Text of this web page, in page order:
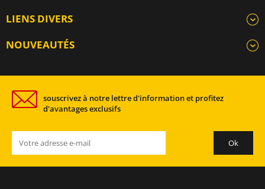
LIENS DIVERS
NOUVEAUTÉS
souscrivez à notre lettre d'information et profitez
d'avantages exclusifs